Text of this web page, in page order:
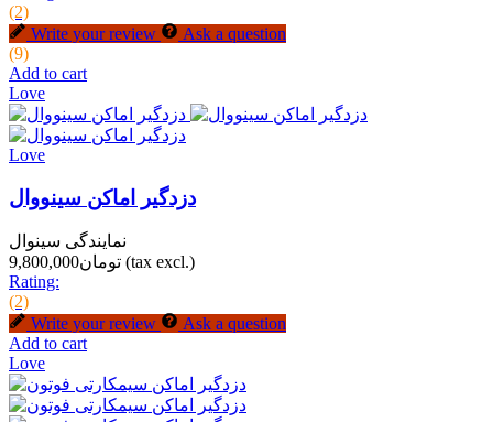
(2)
Write your review
Ask a question
(9)
Add to cart
Love
Love
دزدگیر اماکن سینووال
نمایندگی سینوال
تومان9,800,000 (tax excl.)
Rating:
(2)
Write your review
Ask a question
Add to cart
Love